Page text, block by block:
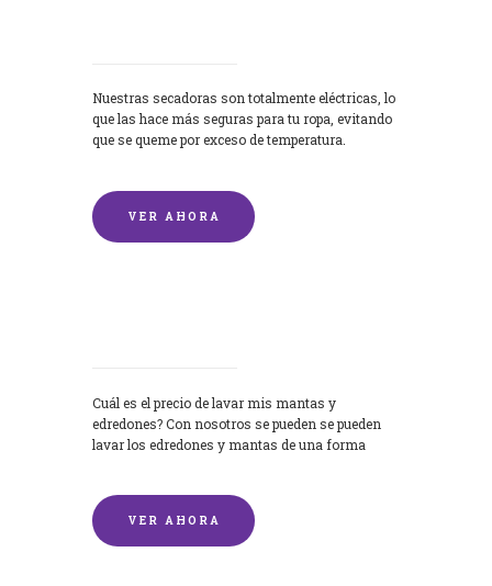
Nuestras secadoras son totalmente eléctricas, lo
que las hace más seguras para tu ropa, evitando
que se queme por exceso de temperatura.
VER AHORA
Cuál es el precio de lavar mis mantas y
edredones? Con nosotros se pueden se pueden
lavar los edredones y mantas de una forma
VER AHORA